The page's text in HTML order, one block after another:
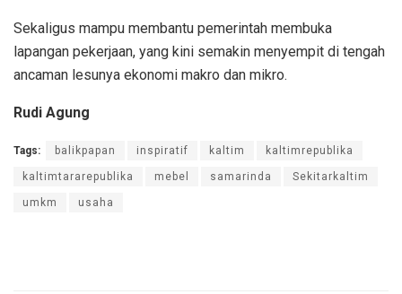
Sekaligus mampu membantu pemerintah membuka
lapangan pekerjaan, yang kini semakin menyempit di tengah
ancaman lesunya ekonomi makro dan mikro.
Rudi Agung
Tags: balikpapan inspiratif kaltim kaltimrepublika
kaltimtararepublika mebel samarinda Sekitarkaltim
umkm usaha